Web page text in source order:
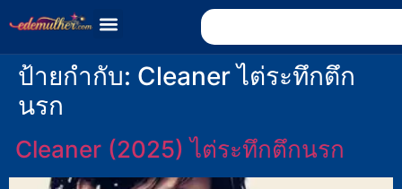
ป้ายกำกับ: Cleaner ไต่ระทึกตึก
นรก
Cleaner (2025) ไต่ระทึกตึกนรก